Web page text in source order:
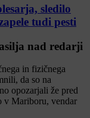
sledilo
tudi pesti
nad redarji
in fizičnega
da so na
opozarjali že pred
v Mariboru, vendar